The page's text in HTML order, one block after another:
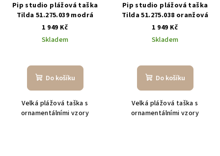
Pip studio plážová taška
Tilda 51.275.039 modrá
1 949 Kč
Skladem
Do košíku
Velká plážová taška s
ornamentálními vzory
Pip studio plážová taška
Tilda 51.275.038 oranžová
1 949 Kč
Skladem
Do košíku
Velká plážová taška s
ornamentálními vzory